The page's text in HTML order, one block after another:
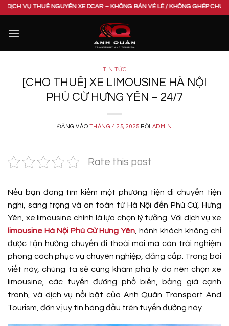
Bỏ
nội
XE DCAR – KHÔNG BÁN VÉ LẺ / KHÔNG GHÉP CHUNG XE. VUI
TIN TỨC
[CHO THUÊ] XE LIMOUSINE HÀ NỘI
PHÙ CỪ HƯNG YÊN – 24/7
ĐĂNG VÀO THÁNG 4 25, 2025 BỞI ADMIN
Rate this post
Nếu bạn đang tìm kiếm một phương tiện di chuyển tiện
nghi, sang trọng và an toàn từ Hà Nội đến Phù Cừ, Hưng
Yên, xe limousine chính là lựa chọn lý tưởng. Với dịch vụ xe
limousine Hà Nội Phù Cừ Hưng Yên , hành khách không chỉ
được tận hưởng chuyến đi thoải mái mà còn trải nghiệm
phong cách phục vụ chuyên nghiệp, đẳng cấp. Trong bài
viết này, chúng ta sẽ cùng khám phá lý do nên chọn xe
limousine, các tuyến đường phổ biến, bảng giá cạnh
tranh, và dịch vụ nổi bật của Anh Quân Transport And
Tourism, đơn vị uy tín hàng đầu trên tuyến đường này.